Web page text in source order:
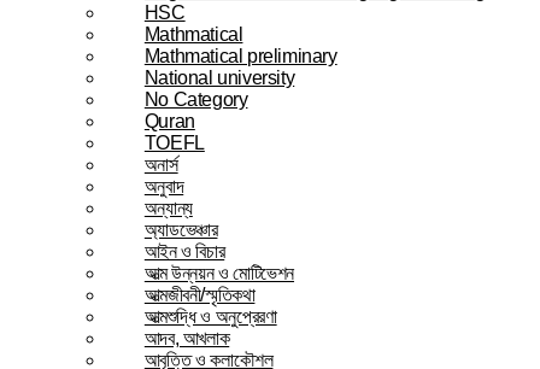
HSC
Mathmatical
Mathmatical preliminary
National university
No Category
Quran
TOEFL
অনার্স
অনুবাদ
অন্যান্য
অ্যাডভেঞ্চার
আইন ও বিচার
আত্ম উন্নয়ন ও মোটিভেশন
আত্মজীবনী/স্মৃতিকথা
আত্মশুদ্ধি ও অনুপ্রেরণা
আদব, আখলাক
আবৃত্তি ও কলাকৌশল